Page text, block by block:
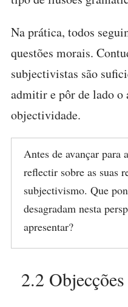
Na prática, todos
questões morais.
subjectivistas são
admitir e pôr de lado o
objectividade.
Antes de avançar para
reflectir sobre as suas
subjectivismo. Que
desagradam nesta
apresentar?
2.2